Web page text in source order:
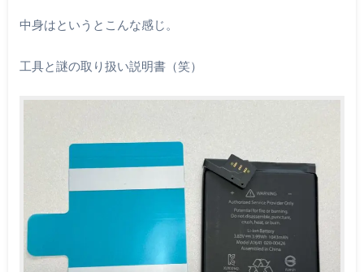
中身はというとこんな感じ。
工具と謎の取り扱い説明書（笑）